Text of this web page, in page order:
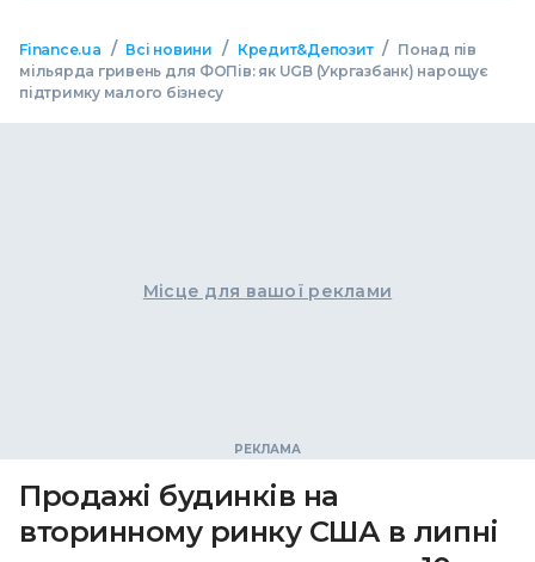
Finance.ua / Всі новини / Кредит&Депозит / Понад пів
мільярда гривень для ФОПів: як UGB (Укргазбанк) нарощує
підтримку малого бізнесу
Місце для вашої реклами
Продажі будинків на
вторинному ринку США в липні